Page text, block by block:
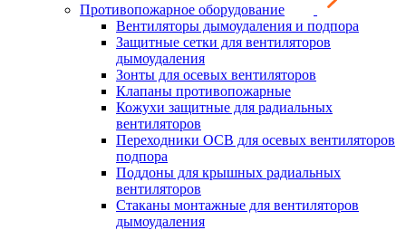
Противопожарное оборудование
Вентиляторы дымоудаления и подпора
Защитные сетки для вентиляторов
дымоудаления
Зонты для осевых вентиляторов
Клапаны противопожарные
Кожухи защитные для радиальных
вентиляторов
Переходники ОСВ для осевых вентиляторов
подпора
Поддоны для крышных радиальных
вентиляторов
Стаканы монтажные для вентиляторов
дымоудаления